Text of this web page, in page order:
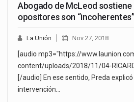
Abogado de McLeod
opositores son “incoherentes”
La Unión Nov 27, 2018
[audio mp3="https://
content/uploads/2018/11/04-
[/audio] En ese sentido, Preda
intervención…